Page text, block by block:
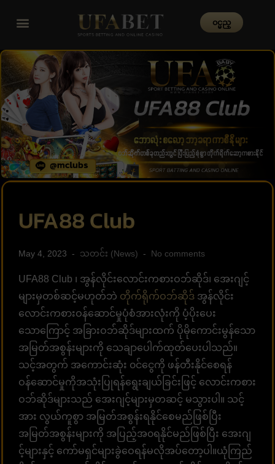
၀င္မည္
UFA88 Club
May 4, 2023 သတင်း (News) No comments
UFA88 Club ၊ အွန်လိုင်းလောင်းကစားဝဘ်ဆိုဒ်၊ အေးဂျင့်
များမှတစ်ဆင့်မဟုတ်ဘဲ တိုက်ရိုက်ဝဘ်ဆိုဒ် အွန်လိုင်း
လောင်းကစားဝန်ဆောင်မှုပုံစံအားလုံးကို ပံ့ပိုးပေး
သောကြောင့် အခြားဝဘ်ဆိုဒ်များထက် ပိုမိုကောင်းမွန်သော
အမြတ်အစွန်းများကို သေချာပေါက်ထုတ်ပေးပါသည်။
သင့်အတွက် အကောင်းဆုံး ၀င်ငွေကို ဖန်တီးနိုင်စေရန်
ဝန်ဆောင်မှုကိုအသုံးပြုရန်ရွေးချယ်ခြင်းဖြင့် လောင်းကစား
ဝဘ်ဆိုဒ်များသည် အေးဂျင့်များမှတဆင့် မသွားပါ။ သင့်
အား လွယ်ကူစွာ အမြတ်အစွန်းရနိုင်စေမည်ဖြစ်ပြီး
အမြတ်အစွန်းများကို အပြည့်အ၀ရနိုင်မည်ဖြစ်ပြီး အေးဂျ
င့်များနှင့် ကော်မရှင်များခွဲဝေရန်မလိုအပ်တော့ပါ။ယုံကြည်